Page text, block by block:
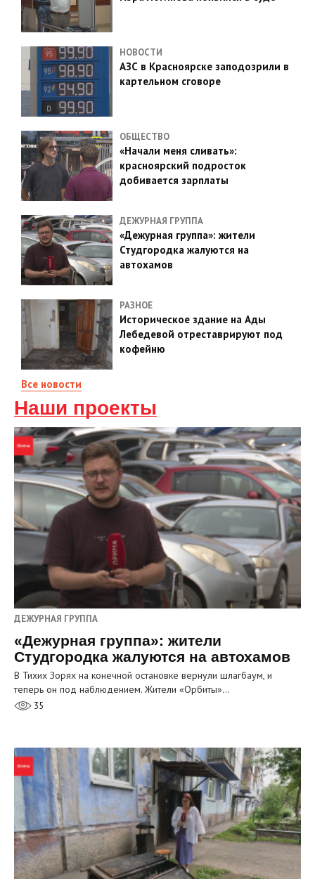
НОВОСТИ
АЗС в Красноярске заподозрили в
картельном сговоре
ОБЩЕСТВО
«Начали меня сливать»:
красноярский подросток
добивается зарплаты
ДЕЖУРНАЯ ГРУППА
«Дежурная группа»: жители
Студгородка жалуются на
автохамов
РАЗНОЕ
Историческое здание на Ады
Лебедевой отреставрируют под
кофейню
Все новости
Наши проекты
ДЕЖУРНАЯ ГРУППА
«Дежурная группа»: жители
Студгородка жалуются на автохамов
В Тихих Зорях на конечной остановке вернули шлагбаум, и
теперь он под наблюдением. Жители «Орбиты»…
35